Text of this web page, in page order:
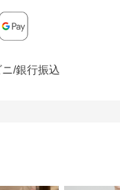
ニ/銀行振込